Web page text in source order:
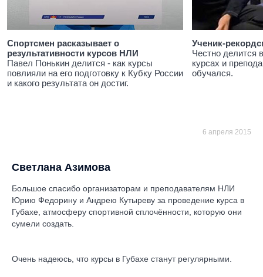
Спортсмен расказывает о
результативности курсов НЛИ
Павел Понькин делится - как курсы
повлияли на его подготовку к Кубку России
и какого результата он достиг.
Ученик-
Честно делится
курсах и
обучался.
6 апреля 2015
Светлана Азимова
Большое спасибо организаторам и преподавателям НЛИ
Юрию Федорину и Андрею Кутыреву за проведение курса в
Губахе, атмосферу спортивной сплочённости, которую они
сумели создать.
Очень надеюсь, что курсы в Губахе станут регулярными.